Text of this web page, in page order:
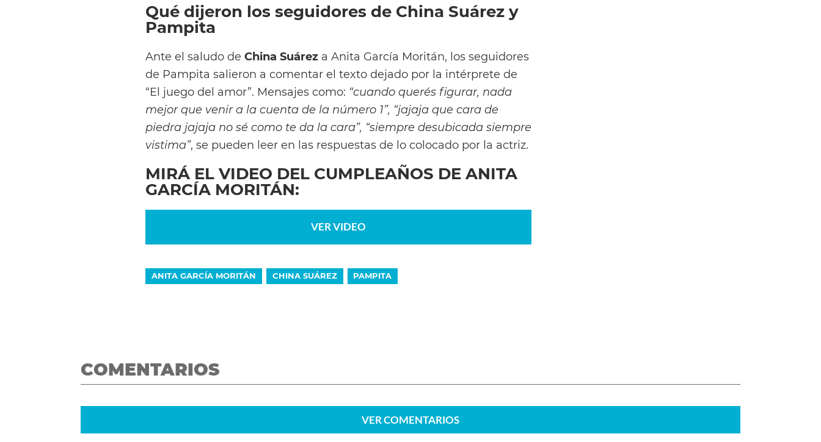
Qué dijeron los seguidores de China Suárez y
Pampita
Ante el saludo de China Suárez a Anita García Moritán, los seguidores
de Pampita salieron a comentar el texto dejado por la intérprete de
“El juego del amor”. Mensajes como: “cuando querés figurar, nada
mejor que venir a la cuenta de la número 1”, “jajaja que cara de
piedra jajaja no sé como te da la cara”, “siempre desubicada siempre
vistima”, se pueden leer en las respuestas de lo colocado por la actriz.
MIRÁ EL VIDEO DEL CUMPLEAÑOS DE ANITA
GARCÍA MORITÁN:
VER VIDEO
ANITA GARCÍA MORITÁN CHINA SUÁREZ PAMPITA
COMENTARIOS
VERCOMENTARIOS